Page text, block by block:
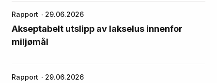
Rapport 29.06.2026
Akseptabelt utslipp av lakselus innenfor
miljømål
Rapport 29.06.2026